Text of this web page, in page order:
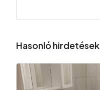
Hasonló hirdetések